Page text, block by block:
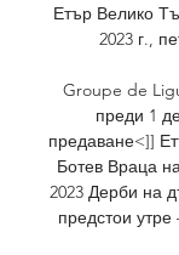
Етър Велико
2023 г.,
Groupe de
преди 1
предаване<]]
Ботев Враца
2023 Дерби на
предстои